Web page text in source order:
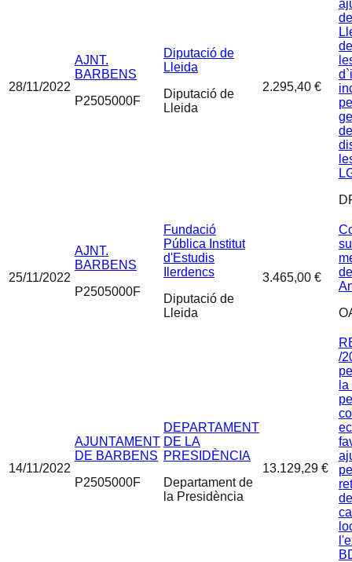
28/11/2022
AJNT.
BARBENS
P2505000F
Diputació de
Lleida
Diputació de
Lleida
2.295,40 €
25/11/2022
AJNT.
BARBENS
P2505000F
Fundació
Pública Institut
d'Estudis
Ilerdencs
Diputació de
Lleida
3.465,00 €
14/11/2022
AJUNTAMENT
DE BARBENS
P2505000F
DEPARTAMENT
DE LA
PRESIDÈNCIA
Departament de
la Presidència
13.129,29 €
/